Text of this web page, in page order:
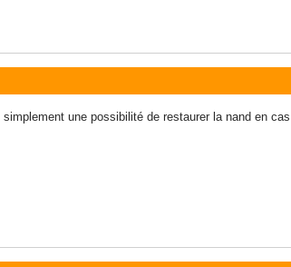
simplement une possibilité de restaurer la nand en